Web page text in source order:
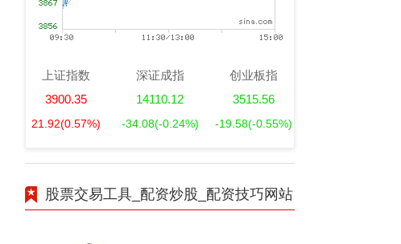
上证指数
3900.35
21.92(0.57%)
深证成指
14110.12
-34.08(-0.24%)
创业板指
3515.56
-19.58(-0.55%)
股票交易工具_配资炒股_配资技巧网站